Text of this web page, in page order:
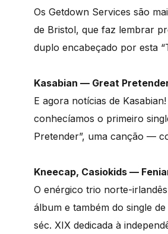
Os Getdown Services são
de Bristol, que faz lembrar
duplo encabeçado por esta
Kasabian — Great
E agora notícias de
conhecíamos o primeiro
Pretender”, uma canção —
Kneecap, Casiokids —
O enérgico trio norte-
álbum e também do single
séc. XIX dedicada à